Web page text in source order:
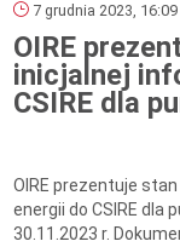
7 grudnia 2023, 16:09
OIRE
inicjalnej
CSIRE dla
OIRE prezentuje
energii do CSIRE dla
30.11.2023 r.